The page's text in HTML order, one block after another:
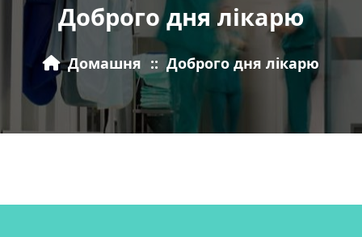
Доброго дня лікарю
Домашня :: Доброго дня лікарю